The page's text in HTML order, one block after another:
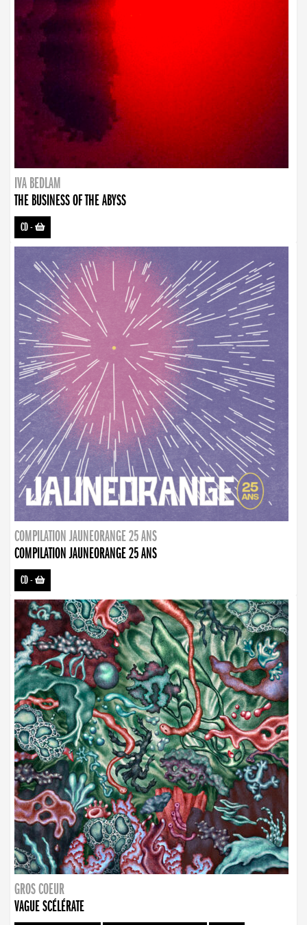
IVA BEDLAM
THE BUSINESS OF THE ABYSS
CD-
COMPILATION JAUNEORANGE 25 ANS
COMPILATION JAUNEORANGE 25 ANS
CD-
GROS COEUR
VAGUE SCÉLÉRATE